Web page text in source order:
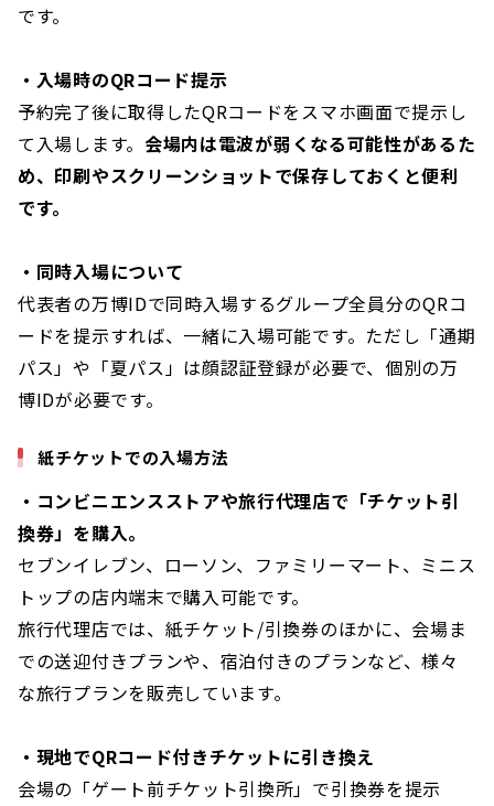
です。
・入場時のQRコード提示
予約完了後に取得したQRコードをスマホ画面で提示し
て入場します。 会場内は電波が弱くなる可能性があるた
め、印刷やスクリーンショットで保存しておくと便利
です。
・同時入場について
代表者の万博IDで同時入場するグループ全員分のQRコ
ードを提示すれば、一緒に入場可能です。ただし「通期
パス」や「夏パス」は顔認証登録が必要で、個別の万
博IDが必要です。
紙チケットでの入場方法
・コンビニエンスストアや旅行代理店で「チケット引
換券」を購入。
セブンイレブン、ローソン、ファミリーマート、ミニス
トップの店内端末で購入可能です。
旅行代理店では、紙チケット/引換券のほかに、会場ま
での送迎付きプランや、宿泊付きのプランなど、様々
な旅行プランを販売しています。
・現地でQRコード付きチケットに引き換え
会場の「ゲート前チケット引換所」で引換券を提示